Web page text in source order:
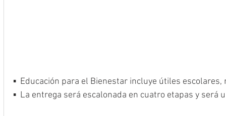
▪️  Educación para el Bienestar incluye útiles
▪️  La entrega será escalonada en cuatro etapas y será